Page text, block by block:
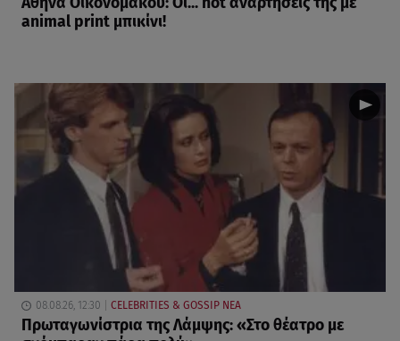
animal print μπικίνι!
08.08.26, 12:30 CELEBRITIES & GOSSIP ΝΕΑ
Πρωταγωνίστρια της Λάμψης: «Στο θέατρο με